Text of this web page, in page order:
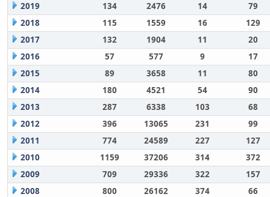
2019
134 2476 14
79
2018
115 1559 16
129
2017
132 1904 11
20
2016
57 577 9
17
2015
89 3658 11
80
2014
180 4521 54
90
2013
287 6338 103
68
2012
396 13065 231
99
2011
774 24589 227
127
2010
1159 37206 314
372
2009
709 29336 322
157
2008
800 26162 374
66